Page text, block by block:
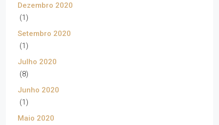
Dezembro 2020
(1)
Setembro 2020
(1)
Julho 2020
(8)
Junho 2020
(1)
Maio 2020